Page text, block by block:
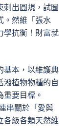
刺出圓規，試圖
。然維「張水
學抗衡！財富就
基本，以維護典
潑植物物種的自
要目標。
串關於「愛與
各級各類天然維